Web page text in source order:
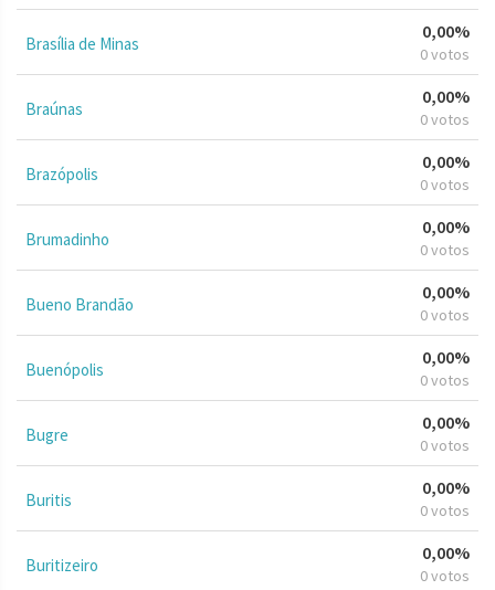
Brasília de Minas
0,00%
0 votos
Braúnas
0,00%
0 votos
Brazópolis
0,00%
0 votos
Brumadinho
0,00%
0 votos
Bueno Brandão
0,00%
0 votos
Buenópolis
0,00%
0 votos
Bugre
0,00%
0 votos
Buritis
0,00%
0 votos
Buritizeiro
0,00%
0 votos